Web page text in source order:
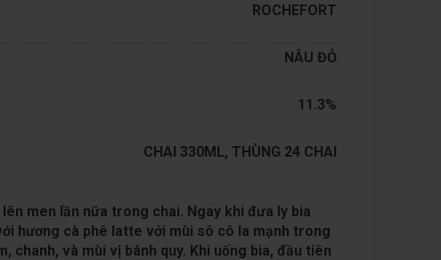
ROCHEFORT
NÂU ĐỎ
11.3%
CHAI 330ML, THÙNG 24 CHAI
men lần nữa trong chai. Ngay khi đưa ly bia
hương cà phê latte với mùi sô cô la mạnh trong
chanh, và mùi vị bánh quy. Khi uống bia, đầu tiên